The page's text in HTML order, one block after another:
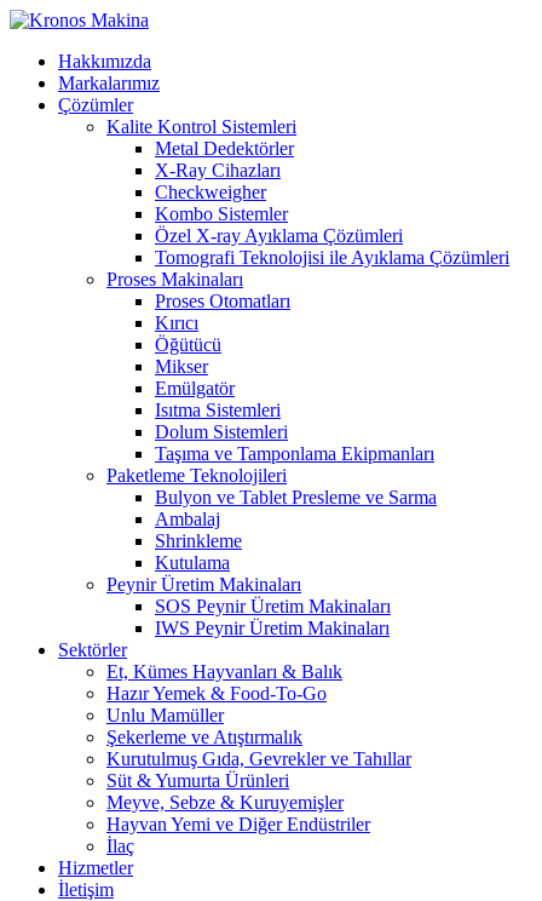
Hakkımızda
Markalarımız
Çözümler
Kalite Kontrol Sistemleri
Metal Dedektörler
X-Ray Cihazları
Checkweigher
Kombo Sistemler
Özel X-ray Ayıklama Çözümleri
Tomografi Teknolojisi ile Ayıklama Çözümleri
Proses Makinaları
Proses Otomatları
Kırıcı
Öğütücü
Mikser
Emülgatör
Isıtma Sistemleri
Dolum Sistemleri
Taşıma ve Tamponlama Ekipmanları
Paketleme Teknolojileri
Bulyon ve Tablet Presleme ve Sarma
Ambalaj
Shrinkleme
Kutulama
Peynir Üretim Makinaları
SOS Peynir Üretim Makinaları
IWS Peynir Üretim Makinaları
Sektörler
Et, Kümes Hayvanları & Balık
Hazır Yemek & Food-To-Go
Unlu Mamüller
Şekerleme ve Atıştırmalık
Kurutulmuş Gıda, Gevrekler ve Tahıllar
Süt & Yumurta Ürünleri
Meyve, Sebze & Kuruyemişler
Hayvan Yemi ve Diğer Endüstriler
İlaç
Hizmetler
İletişim